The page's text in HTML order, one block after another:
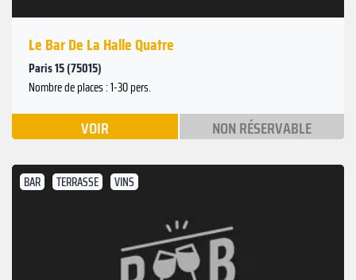
Le Bar De La Halle Quatre
Paris 15 (75015)
Nombre de places : 1-30 pers.
VOIR NON RÉSERVABLE
BAR TERRASSE VINS